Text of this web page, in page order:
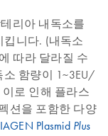
리아 내독소를
킵니다. (내독소
따라 달라질 수
함량이 1~3EU/
로 인해 플라스
션을 포함한 다양
Plasmid Plus